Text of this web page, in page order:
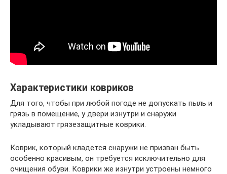
Характеристики ковриков
Для того, чтобы при любой погоде не допускать пыль и
грязь в помещение, у двери изнутри и снаружи
укладывают грязезащитные коврики.
Коврик, который кладется снаружи не призван быть
особенно красивым, он требуется исключительно для
очищения обуви. Коврики же изнутри устроены немного